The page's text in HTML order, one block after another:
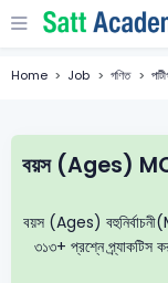
Home Job গণিত
বয়স (Ages)
বয়স (Ages)
৩১৩+ প্রশ্নে প্র্যাকটিস